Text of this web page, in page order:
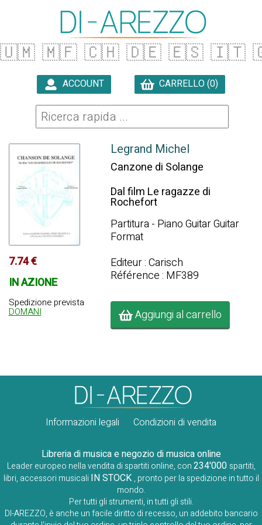
🇺🇲 🇲🇫 🇨🇭 🇩🇪 🇪🇸 🇮🇹
ACCOUNT CARRELLO (0)
7.74 €
IN AZIONE
Spedizione prevista
DOMANI
Legrand Michel
Canzone di Solange
Dal film Le ragazze di
Rochefort
Partitura - Piano Guitar Guitar
Format
Editeur : Carisch
Référence : MF389
Aggiungi al carrello
Informazioni legali Condizioni di vendita
Libreria di musica e negozio di musica online
Leader europeo nella vendita di spartiti online, con234'000 spartiti,
libri, accessori musicali IN STOCK , pronto per la spedizione in tutto il
mondo.
Per tutti gli strumenti, in tutti gli stili.
DI-AREZZO, è anche un facile diritto di recesso, un addebito bancario